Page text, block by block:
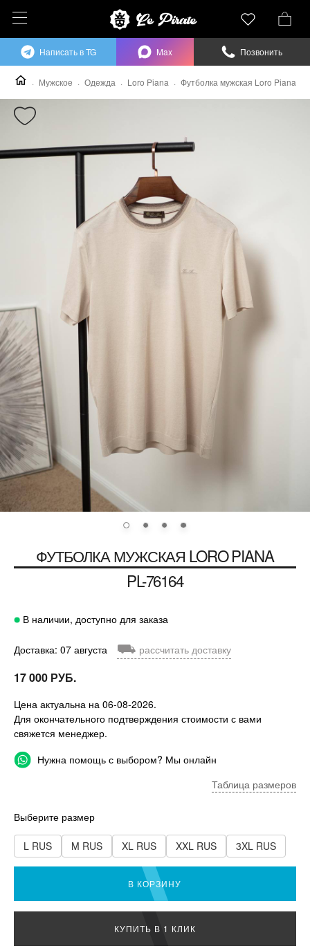
Мужское Одежда Loro Piana Футболка мужская Loro Piana
ФУТБОЛКА МУЖСКАЯ LORO PIANA
PL-76164
В наличии, доступно для заказа
Доставка: 07 августа ⛟ рассчитать доставку
17 000 РУБ.
Цена актуальна на 06-08-2026.
Для окончательного подтверждения стоимости с вами
свяжется менеджер.
Нужна помощь с выбором? Мы онлайн
Таблица размеров
Выберите размер
L RUS M RUS XL RUS XXL RUS 3XL RUS
В КОРЗИНУ
КУПИТЬ В 1 КЛИК
Написать в TG Max Позвонить